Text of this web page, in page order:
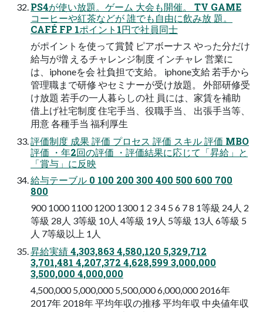
PS4が使い放題。ゲーム 大会も開催。 TV GAME
コーヒーや紅茶などが 誰でも自由に飲み放 題。
CAFÉ FP 1ポイント1円で社員同士
がポイントを使って賞賛 ピアボーナス やった分だけ
給与が増 えるチャレンジ制度 インチャレ 営業に
は、iphoneを会 社負担で支給。 iphone支給 若手から
管理職まで研修 やセミナーが受け放題。 外部研修受
け放題 若手の一人暮らしの社 員には、家賃を補助
借上げ社宅制度 住宅手当、役職手当、 出張手当等、
用意 各種手当 福利厚生
評価制度 成果 評価 プロセス 評価 スキル 評価 MBO
評価 ・年2回の評価 ・評価結果に応じて「昇給」と
「賞与」に反映
給与テーブル 0 100 200 300 400 500 600 700
800
900 1000 1100 1200 1300 1 2 3 4 5 6 7 8 1等級 24人 2
等級 28人 3等級 10人 4等級 19人 5等級 13人 6等級 5
人 7等級以上 1人
昇給実績 4,303,863 4,580,120 5,329,712
3,701,481 4,207,372 4,628,599 3,000,000
3,500,000 4,000,000
4,500,000 5,000,000 5,500,000 6,000,000 2016年
2017年 2018年 平均年収の推移 平均年収 中央値年収